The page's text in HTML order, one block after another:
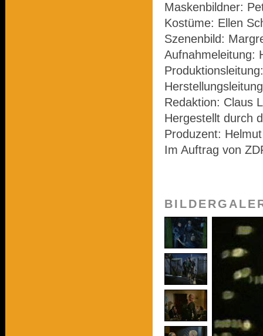
Maskenbildner:
Kostüme: Ellen
Szenenbild:
Aufnahmeleitung:
Redaktion: Claus
Hergestellt durch
Produzent:
Im Auftrag von